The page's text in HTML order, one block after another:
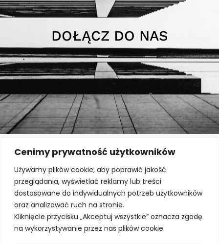
Cenimy prywatność użytkowników
Używamy plików cookie, aby poprawić jakość
przeglądania, wyświetlać reklamy lub treści
dostosowane do indywidualnych potrzeb użytkowników
oraz analizować ruch na stronie.
Kliknięcie przycisku „Akceptuj wszystkie” oznacza zgodę
na wykorzystywanie przez nas plików cookie.
DOŁĄCZ DO NAS
UL.SŁOMIŃSKIEGO 5 LOK. 172, 00-195 WARSZAWA